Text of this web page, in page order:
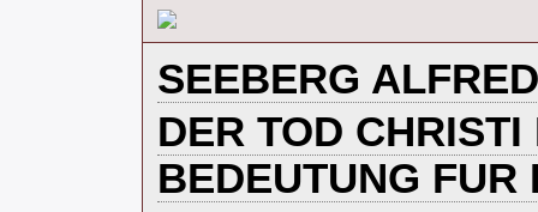
‎SEEBERG ALFRED‎
‎DER TOD CHRISTI
BEDEUTUNG FUR